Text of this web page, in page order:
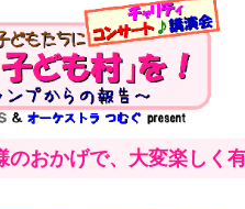
、大変楽しく有意義な